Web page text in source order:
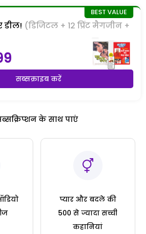
(डिजिटल + 12 प्रिंट मैगजीन +
सब्सक्राइब करें
के साथ पाएं
प्यार और बदले की
500 से ज्यादा सच्ची
कहानियां